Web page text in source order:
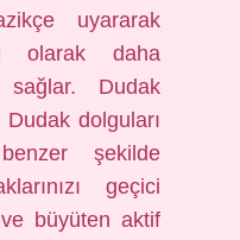
uyararak
olarak daha
sağlar. Dudak
Dudak dolguları
şekilde
geçici
büyüten aktif